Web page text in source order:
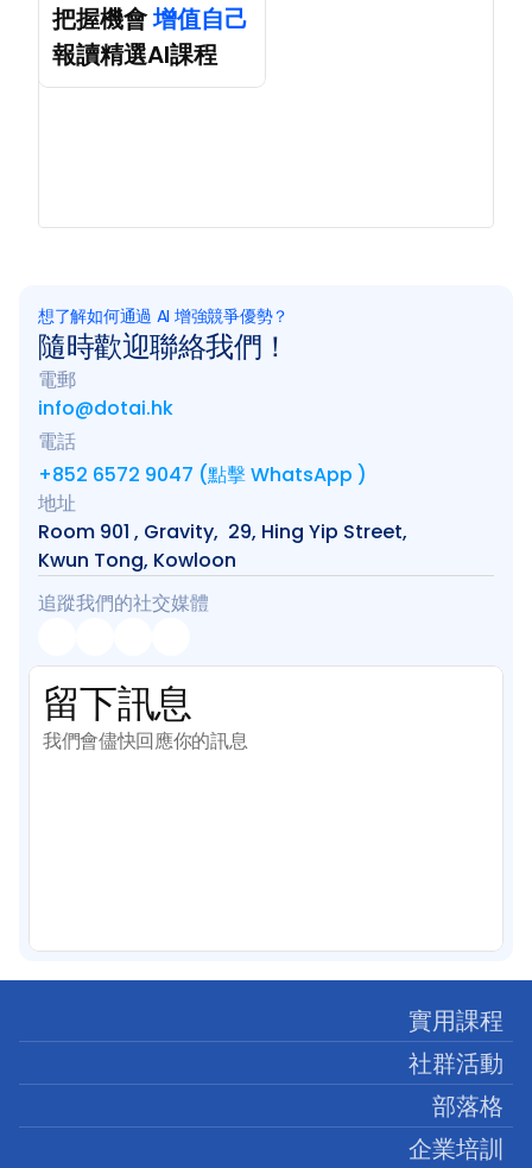
把握機會 增值自己
報讀精選AI課程
想了解如何通過 AI 增強競爭優勢？
隨時歡迎聯絡我們！
電郵
info@dotai.hk
電話
+852 6572 9047 (點擊 WhatsApp )
地址
Room 901 , Gravity,  29, Hing Yip Street,
Kwun Tong, Kowloon
追蹤我們的社交媒體
留下訊息
我們會儘快回應你的訊息
實用課程
社群活動
部落格
企業培訓